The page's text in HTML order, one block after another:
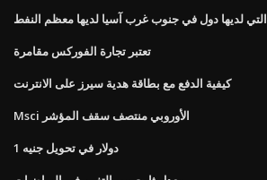
التي لديها دول في جنوب غرب آسيا لديها معظم النفط
تعتبر تجارة الفوركس مقامرة
كيفية الدفع مع بطاقة هدية سيرز على الانترنت
Msci الأوروبي منتصف سقف المؤشر
1 دولار في تحويل جنيه